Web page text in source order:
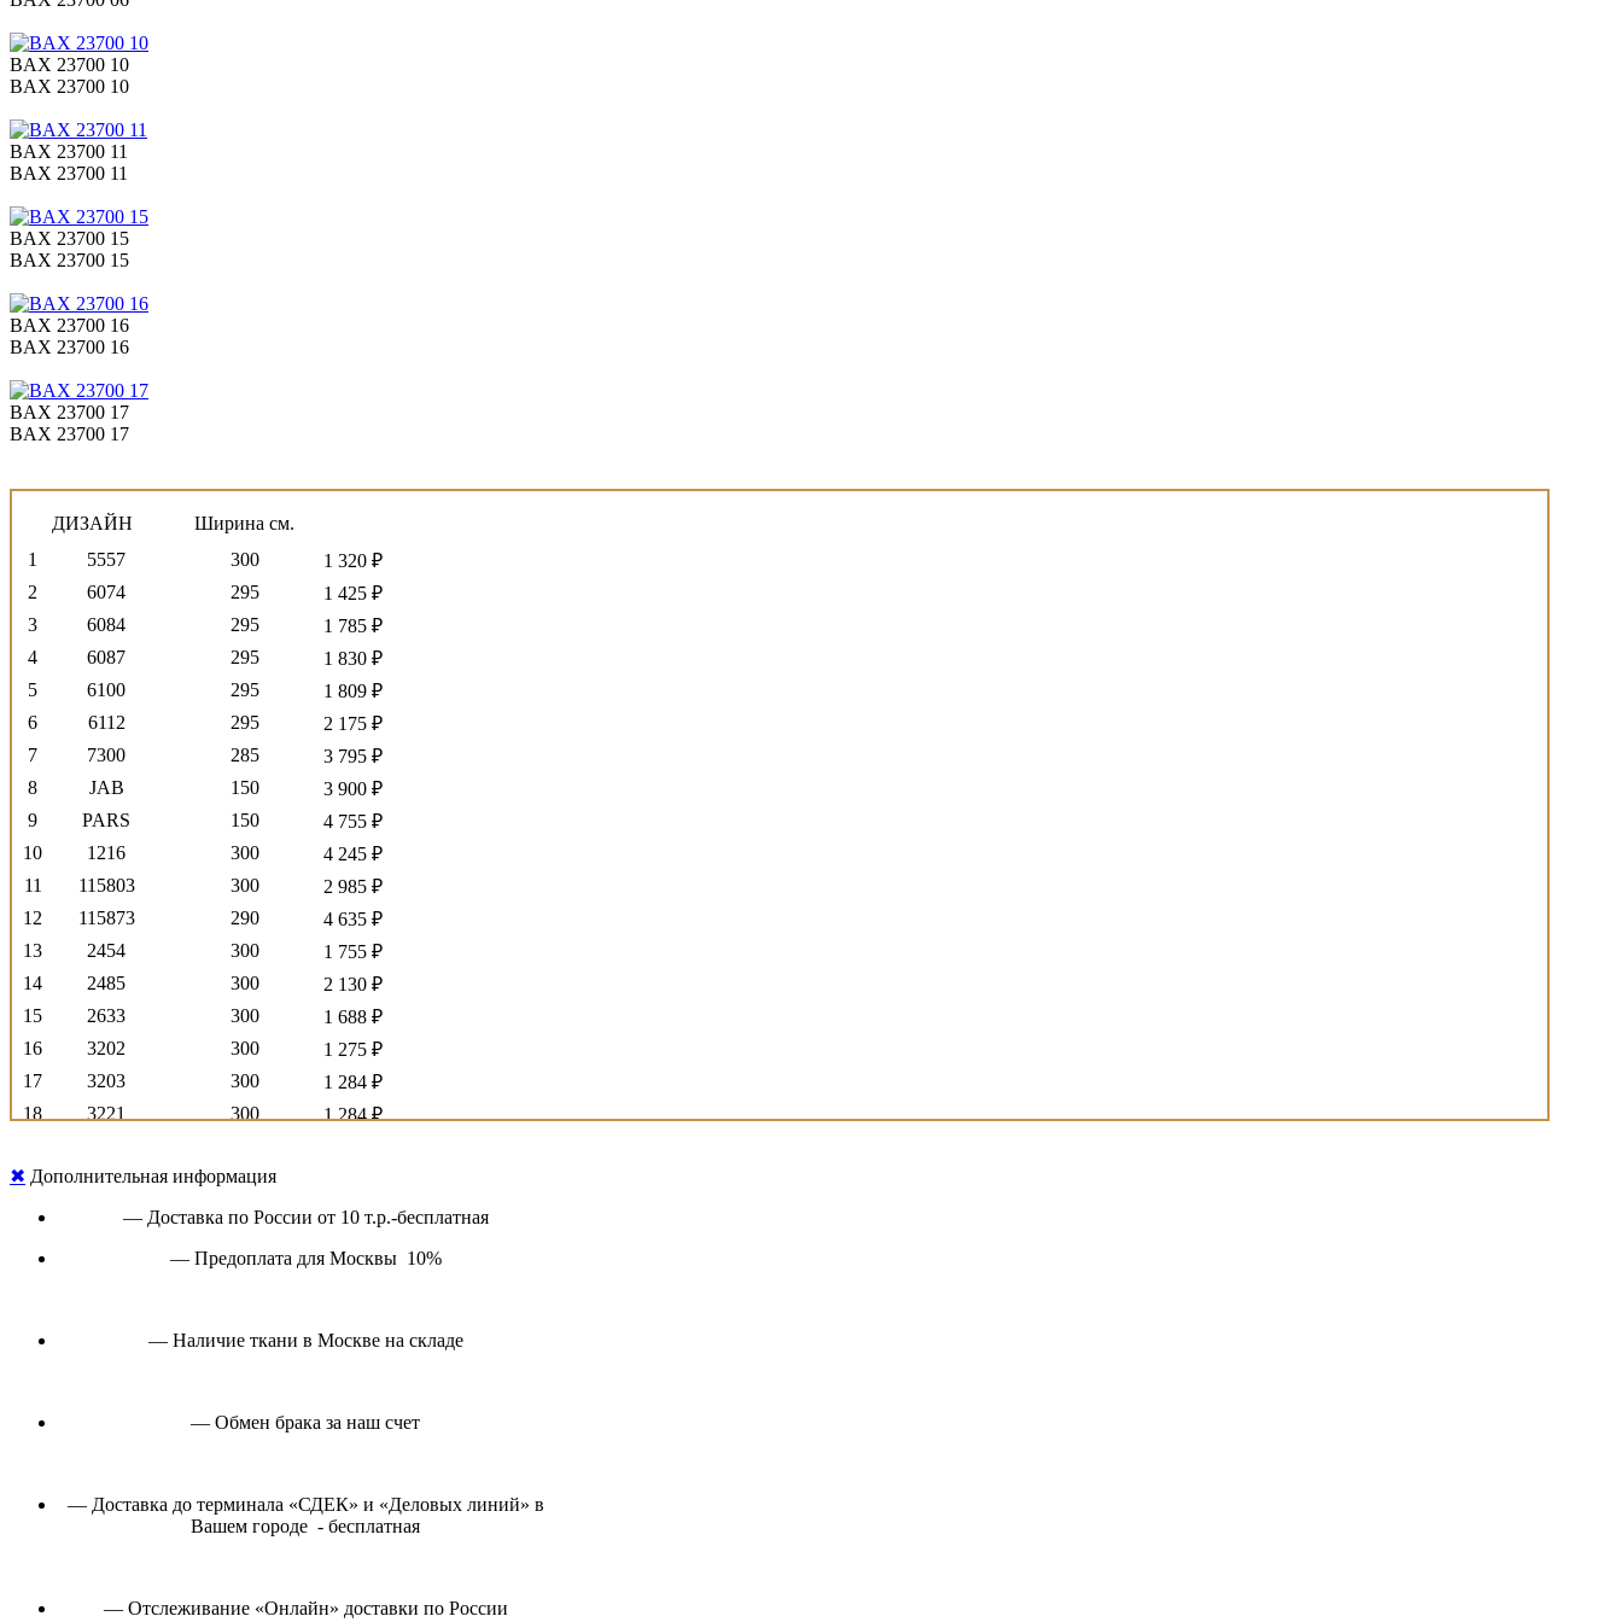
BAX 23700 10
BAX 23700 10
BAX 23700 11
BAX 23700 11
BAX 23700 15
BAX 23700 15
BAX 23700 16
BAX 23700 16
BAX 23700 17
BAX 23700 17
ДИЗАЙН
Ширина см.
1
5557 300
1 320 ₽
2
6074 295
1 425 ₽
3
6084 295
1 785 ₽
4
6087 295
1 830 ₽
5
6100 295
1 809 ₽
6
6112 295
2 175 ₽
7
7300 285
3 795 ₽
8
JAB 150
3 900 ₽
9
PARS 150
4 755 ₽
10
1216 300
4 245 ₽
11
115803 300
2 985 ₽
12
115873 290
4 635 ₽
13
2454 300
1 755 ₽
14
2485 300
2 130 ₽
15
2633 300
1 688 ₽
16
3202 300
1 275 ₽
17
3203 300
1 284 ₽
18
3221 300
1 284 ₽
20
122006 160
21
300
4 995 ₽
25
300
4 065 ₽
V I N C E N Z O C O L L E C T I O N
27
B 50070 300
6 090 ₽
30
B 9102 300 4 995 ₽
✖ Дополнительная информация
— Доставка по России от 10 т.р.-бесплатная
— Предоплата для Москвы 10%
— Наличие ткани в Москве на складе
— Обмен брака за наш счет
— Доставка до терминала «СДЕК» и «Деловых линий» в
Вашем городе - бесплатная
— Отслеживание «Онлайн» доставки по России